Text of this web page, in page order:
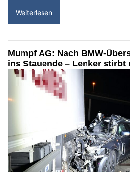
Weiterlesen
Mumpf AG: Nach BMW-
ins Stauende – Lenker stirbt